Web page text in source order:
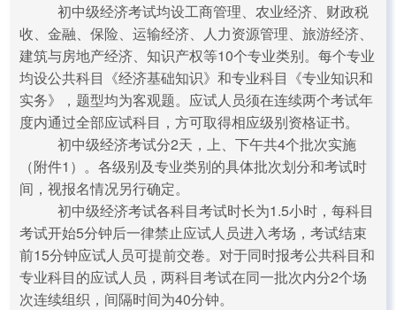
初中级经济考试均设工商管理、农业经济、财政税
收、金融、保险、运输经济、人力资源管理、旅游经济、
建筑与房地产经济、知识产权等10个专业类别。每个专业
均设公共科目《经济基础知识》和专业科目《专业知识和
实务》，题型均为客观题。应试人员须在连续两个考试年
度内通过全部应试科目，方可取得相应级别资格证书。
初中级经济考试分2天，上、下午共4个批次实施
（附件1）。各级别及专业类别的具体批次划分和考试时
间，视报名情况另行确定。
初中级经济考试各科目考试时长为1.5小时，每科目
考试开始5分钟后一律禁止应试人员进入考场，考试结束
前15分钟应试人员可提前交卷。对于同时报考公共科目和
专业科目的应试人员，两科目考试在同一批次内分2个场
次连续组织，间隔时间为40分钟。